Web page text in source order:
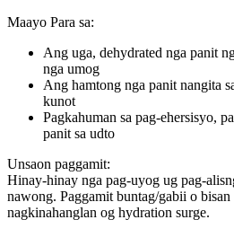
Maayo Para sa:
Ang uga, dehydrated nga panit
nga umog
Ang hamtong nga panit nangita
kunot
Pagkahuman sa pag-ehersisyo,
panit sa udto
Unsaon paggamit:
Hinay-hinay nga pag-uyog ug pag-
nawong. Paggamit buntag/gabii o bisan
nagkinahanglan og hydration surge.